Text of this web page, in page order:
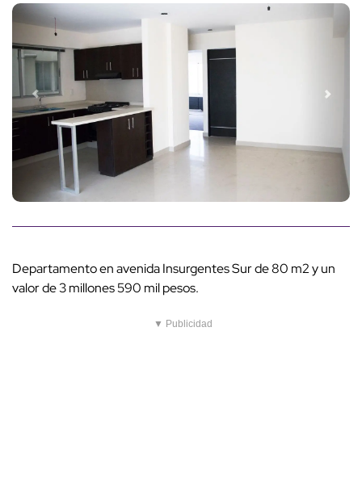
Departamento en avenida Insurgentes Sur de 80 m2 y un
valor de 3 millones 590 mil pesos.
▼ Publicidad